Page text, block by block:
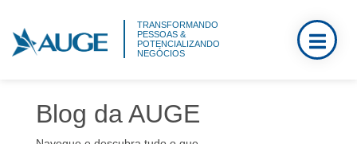
TRANSFORMANDO
PESSOAS &
POTENCIALIZANDO
NEGÓCIOS
Blog da AUGE